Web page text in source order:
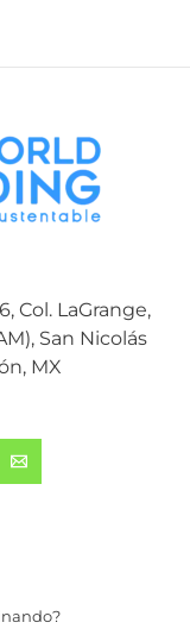
Col. LaGrange,
San Nicolás
MX